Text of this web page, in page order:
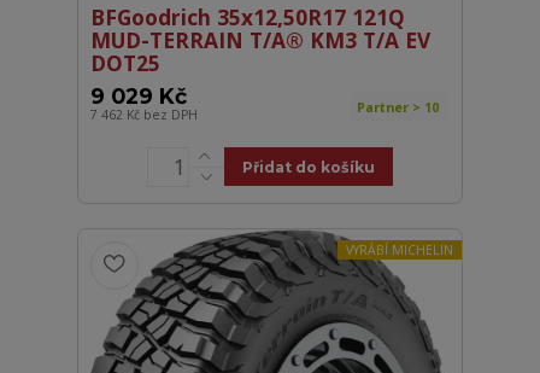
BFGoodrich 35x12,50R17 121Q
MUD-TERRAIN T/A® KM3 T/A EV
DOT25
9 029 Kč
7 462 Kč bez DPH Partner > 10
Přidat do košíku
VYRÁBÍ MICHELIN